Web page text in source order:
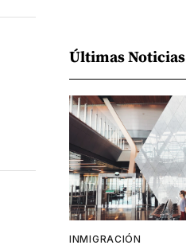
Últimas Noticias
INMIGRACIÓN